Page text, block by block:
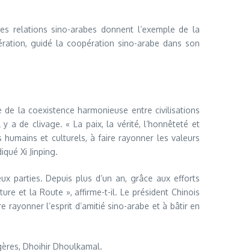
relations sino-arabes donnent l’exemple de la
guidé la coopération sino-arabe dans son
la coexistence harmonieuse entre civilisations
a de clivage. « La paix, la vérité, l’honnêteté et
et culturels, à faire rayonner les valeurs
Xi Jinping.
parties. Depuis plus d’un an, grâce aux efforts
et la Route », affirme-t-il. Le président Chinois
l’esprit d’amitié sino-arabe et à bâtir en
Dhoihir Dhoulkamal.